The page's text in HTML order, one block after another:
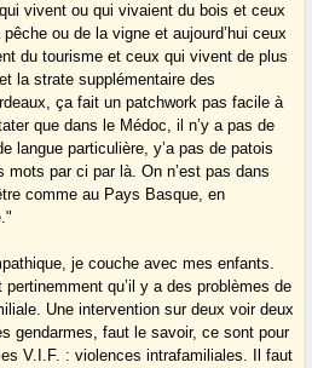
vivent ou qui vivaient du bois et ceux
ou de la vigne et aujourd’hui ceux
du tourisme et ceux qui vivent de plus
la strate supplémentaire des
ça fait un patchwork pas facile à
que dans le Médoc, il n’y a pas de
langue particulière, y’a pas de patois
par ci par là. On n’est pas dans
comme au Pays Basque, en
je couche avec mes enfants.
qu’il y a des problèmes de
Une intervention sur deux voir deux
gendarmes, faut le savoir, ce sont pour
V.I.F. : violences intrafamiliales. Il faut